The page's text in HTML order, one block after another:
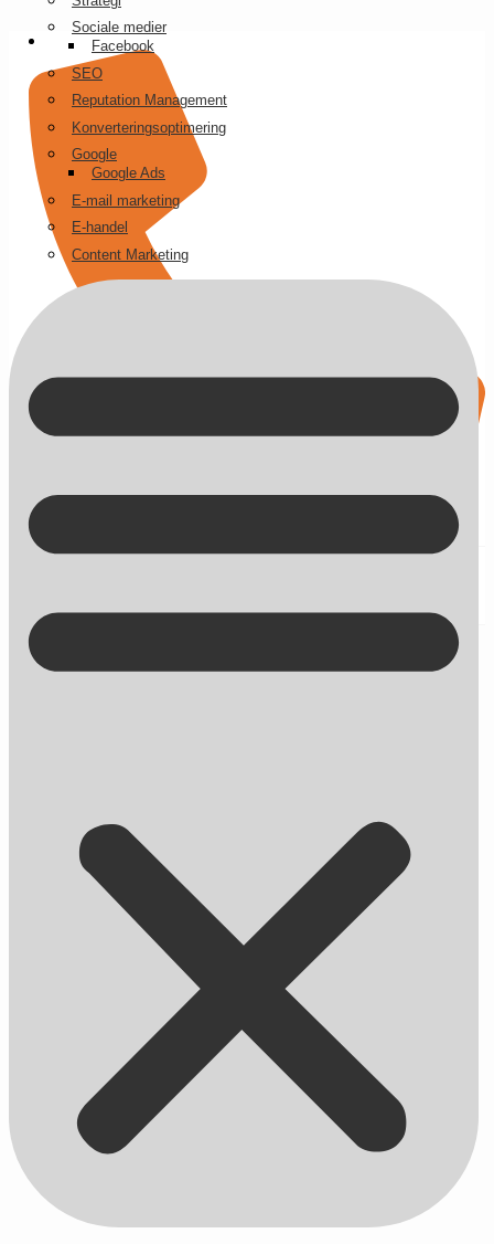
Kontakt på +45 70 13 63 23
Sociale medier
Facebook
SEO
Reputation Management
Konverteringsoptimering
Google
Google Ads
E-mail marketing
E-handel
Content Marketing
Ny smart hjemmeside? – Derfor får